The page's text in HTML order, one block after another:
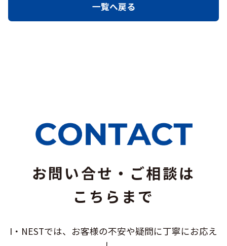
一覧へ戻る
お問い合せ・ご相談は
こちらまで
I・NESTでは、お客様の不安や疑問に丁寧にお応え